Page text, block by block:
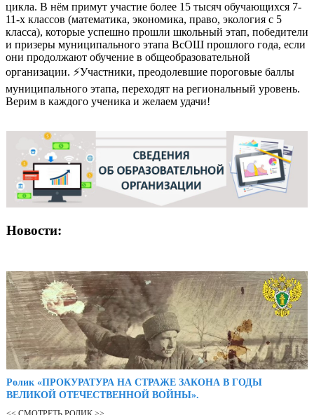
цикла. В нём примут участие более 15 тысяч обучающихся 7-
11-х классов (математика, экономика, право, экология с 5
класса), которые успешно прошли школьный этап, победители
и призеры муниципального этапа ВсОШ прошлого года, если
они продолжают обучение в общеобразовательной
организации. ⚡Участники, преодолевшие пороговые баллы
муниципального этапа, переходят на региональный уровень.
Верим в каждого ученика и желаем удачи!
Новости:
Ролик «ПРОКУРАТУРА НА СТРАЖЕ ЗАКОНА В ГОДЫ
ВЕЛИКОЙ ОТЕЧЕСТВЕННОЙ ВОЙНЫ».